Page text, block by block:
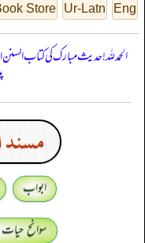
Eng
Ur-Latn
Store
الحمدللہ! حدیث مبارک کی کتاب
مسند
ابواب
سوانح